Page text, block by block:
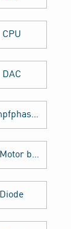
CPU
DAC
Dampfphasenlöten
DC-Motor brushed
Diode